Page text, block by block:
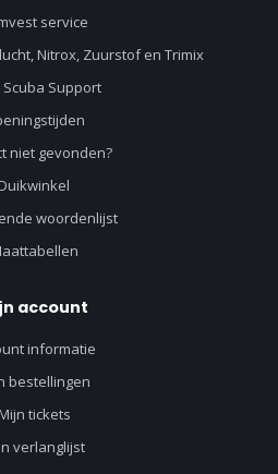
service
Nitrox, Zuurstof en Trimix
Scuba Support
niet gevonden?
woordenlijst
account
informatie
bestellingen
tickets
verlanglijst